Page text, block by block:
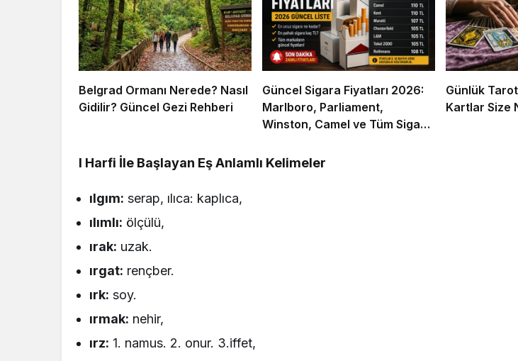
Belgrad Ormanı Nerede? Nasıl
Gidilir? Güncel Gezi Rehberi
Güncel Sigara Fiyatları 2026:
Marlboro, Parliament,
Winston, Camel ve Tüm Sigara
Günlük
Kartlar Size
I Harfi İle Başlayan Eş Anlamlı Kelimeler
ılgım: serap, ılıca: kaplıca,
ılımlı: ölçülü,
ırak: uzak.
ırgat: rençber.
ırk: soy.
ırmak: nehir,
ırz: 1. namus. 2. onur. 3.iffet,